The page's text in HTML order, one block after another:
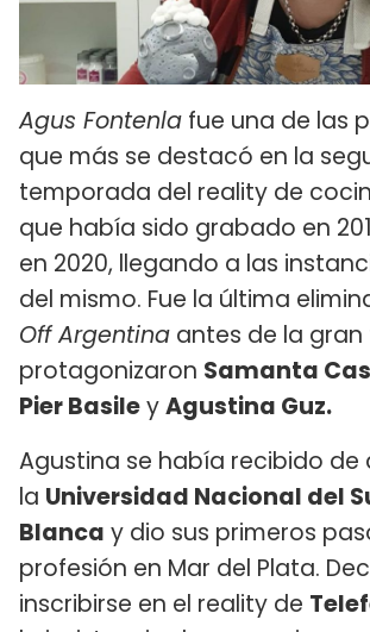
Agus Fontenla fue una de las
que más se destacó en la
temporada del reality de
que había sido grabado en
en 2020, llegando a las
del mismo. Fue la última
Off Argentina antes de la gran
protagonizaron Samanta
Pier BasileyAgustina Guz.
Agustina se había recibido
la Universidad Nacional del
Blanca y dio sus primeros
profesión en Mar del Plata.
inscribirse en el reality de